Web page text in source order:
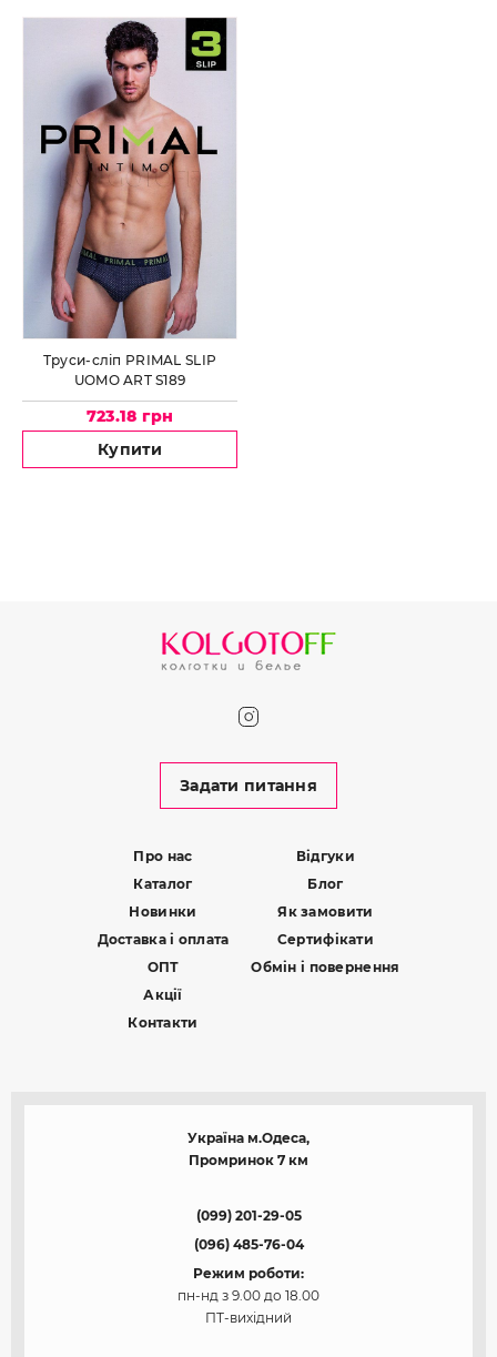
Труси-сліп PRIMAL SLIP
UOMO ART S189
723.18 грн
Купити
Задати питання
Про нас
Каталог
Новинки
Доставка і оплата
ОПТ
Акції
Контакти
Відгуки
Блог
Як замовити
Сертифікати
Обмін і повернення
Україна м.Одеса,
Промринок 7 км
(099) 201-29-05
(096) 485-76-04
Режим роботи:
пн-нд з 9.00 до 18.00
ПТ-вихідний